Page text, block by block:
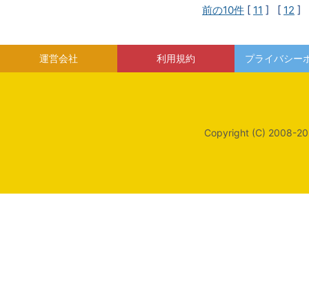
前の10件 [ 11 ] [ 12 ]
運営会社 利用規約 プライバシー
Copyright (C) 2008-